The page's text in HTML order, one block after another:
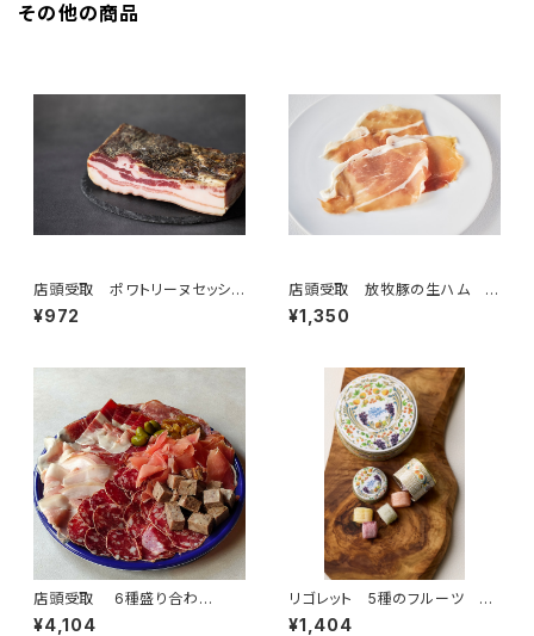
その他の商品
店頭受取 ポワトリーヌセッシ
ェ 50g ＜メゾン・ラボリー＞
(フランス・オーヴェルニュ)
¥972
店頭受取 放牧豚の生ハム
ジャンボン・オーヴェルニュ・ポ
ー・フェルミエ 16ヶ月熟成 5
¥1,350
店頭受取 6種盛り合わ
せ ”グラン”（4名様）
¥4,104
リゴレット 5種のフルーツ 5
個入（フランス・ナント）
¥1,404